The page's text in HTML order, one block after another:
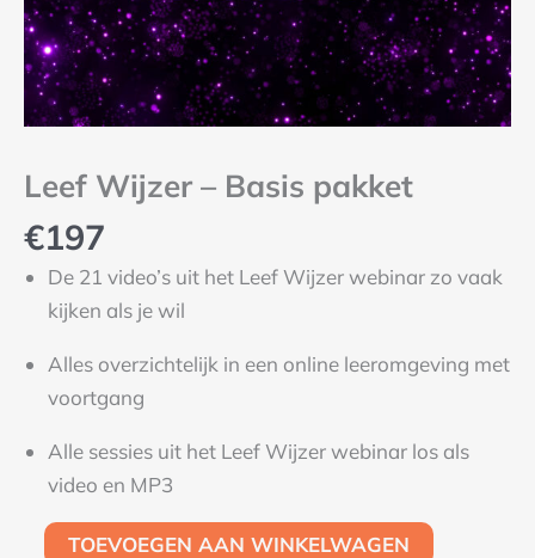
Leef Wijzer – Basis pakket
€197
De 21 video’s uit het Leef Wijzer webinar zo vaak
kijken als je wil
Alles overzichtelijk in een online leeromgeving met
voortgang
Alle sessies uit het Leef Wijzer webinar los als
video en MP3
TOEVOEGEN AAN WINKELWAGEN